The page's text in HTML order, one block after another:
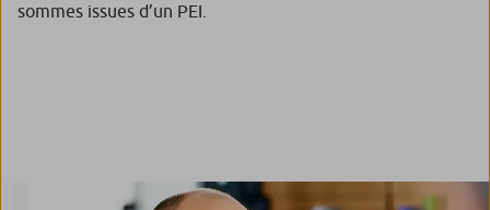
sommes issues d’un PEI.